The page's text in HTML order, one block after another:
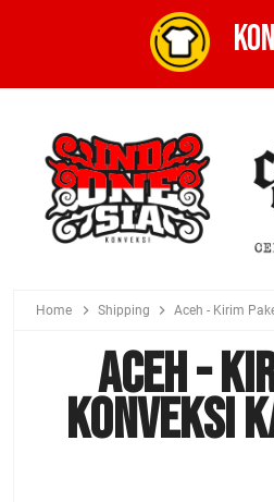
Home Shipping Aceh - Kirim
Aceh -
Konveksi